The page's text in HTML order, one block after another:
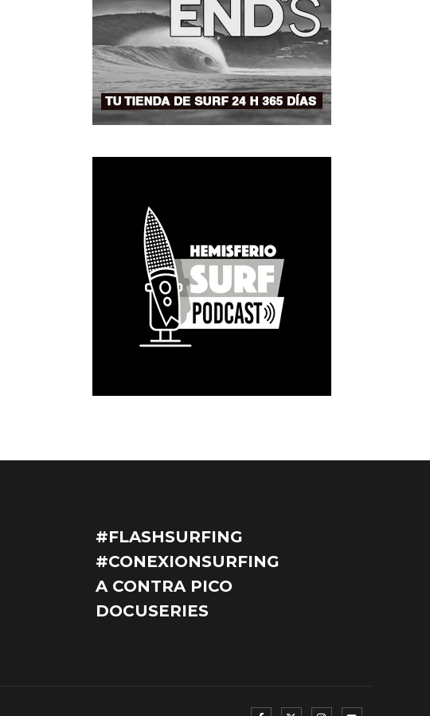
#FLASHSURFING
#CONEXIONSURFING
A CONTRA PICO
DOCUSERIES